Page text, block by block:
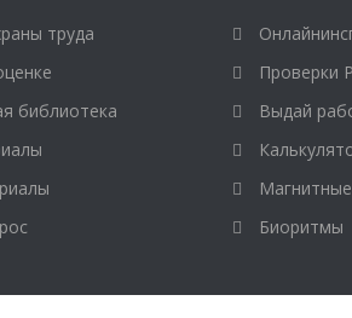
труда
библиотека
Проверки
Выдай
Биоритмы